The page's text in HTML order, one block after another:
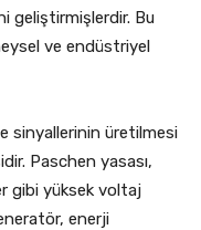
geliştirmişlerdir. Bu
ve endüstriyel
sinyallerinin üretilmesi
Paschen yasası,
gibi yüksek voltaj
enerji